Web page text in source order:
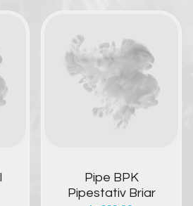
Pipe BPK
Pipestativ Briar
Kontakt oss